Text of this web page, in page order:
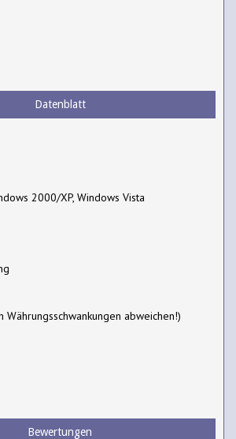
Datenblatt
2000/XP, Windows Vista
Währungsschwankungen abweichen!)
Bewertungen